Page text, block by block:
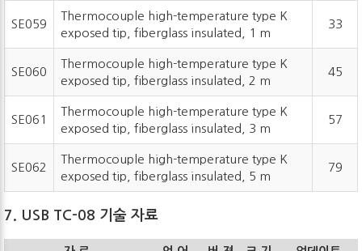
SE059
Thermocouple high-temperature type K
exposed tip, fiberglass insulated, 1 m
33
SE060
Thermocouple high-temperature type K
exposed tip, fiberglass insulated, 2 m
45
SE061
Thermocouple high-temperature type K
exposed tip, fiberglass insulated, 3 m
57
SE062
Thermocouple high-temperature type K
exposed tip, fiberglass insulated, 5 m
79
7. USB TC-08 기술 자료